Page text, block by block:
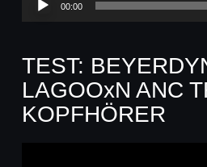
00:00
TEST:
LAGOOxN ANC
KOPFHÖRER